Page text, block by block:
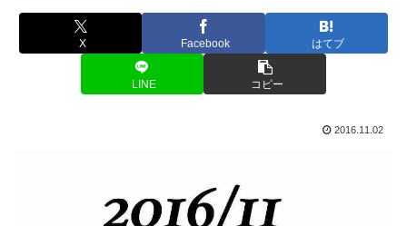
X Facebook はてブ
LINE コピー
2016.11.02